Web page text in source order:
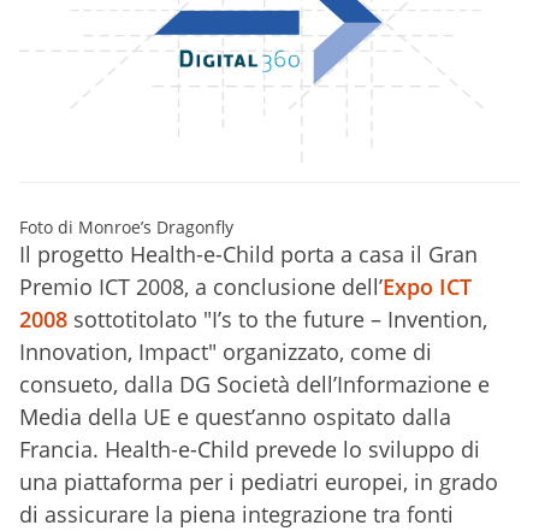
Foto di Monroe’s Dragonfly
Il progetto Health-e-Child porta a casa il Gran
Premio ICT 2008, a conclusione dell’Expo ICT
2008 sottotitolato "I’s to the future – Invention,
Innovation, Impact" organizzato, come di
consueto, dalla DG Società dell’Informazione e
Media della UE e quest’anno ospitato dalla
Francia. Health-e-Child prevede lo sviluppo di
una piattaforma per i pediatri europei, in grado
di assicurare la piena integrazione tra fonti